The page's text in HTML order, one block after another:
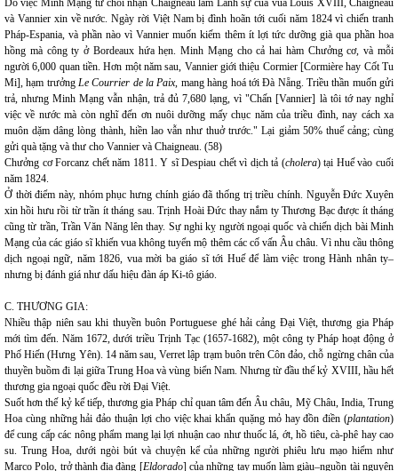
Do việc Minh Mạng từ chối nhận Chaigneau làm Lãnh sự của vua Louis XVIII, Chaigneau
và Vannier xin về nước. Ngày rời Việt Nam bị đình hoãn tới cuối năm 1824 vì chiến tranh
Pháp-Espania, và phần nào vì Vannier muốn kiếm thêm ít lợi tức dưỡng già qua phần hoa
hồng mà công ty ở Bordeaux hứa hẹn. Minh Mạng cho cả hai hàm Chưởng cơ, và mỗi
người 6,000 quan tiền. Hơn một năm sau, Vannier giới thiệu Cormier [Cormière hay Cốt Tu
Mi], hạm trưởngLe Courrier de la Paix, mang hàng hoá tới Đà Nẵng. Triều thần muốn gửi
trả, nhưng Minh Mạng vẫn nhận, trả đủ 7,680 lạng, vì "Chấn [Vannier] là tôi tớ nay nghỉ
việc về nước mà còn nghĩ đến ơn nuôi dưỡng mấy chục năm của triều đình, nay cách xa
muôn dặm dâng lòng thành, hiền lao vẫn như thuở trước." Lại giảm 50% thuế cảng; cùng
gửi quà tặng và thư cho Vannier và Chaigneau. (58)
Chưởng cơ Forcanz chết năm 1811. Y sĩ Despiau chết vì dịch tả (cholera) tại Huế vào cuối
năm 1824.
Ở thời điểm này, nhóm phục hưng chính giáo đã thống trị triều chính. Nguyễn Đức Xuyên
xin hồi hưu rồi từ trần ít tháng sau. Trịnh Hoài Đức thay nắm ty Thương Bạc được ít tháng
cũng từ trần, Trần Văn Năng lên thay. Sự nghi kỵ người ngoại quốc và chiến dịch bài Minh
Mạng của các giáo sĩ khiến vua không tuyển mộ thêm các cố vấn Âu châu. Vì nhu cầu thông
dịch ngoại ngữ, năm 1826, vua mời ba giáo sĩ tới Huế để làm việc trong Hành nhân ty–
nhưng bị đánh giá như dấu hiệu đàn áp Ki-tô giáo.
C. THƯƠNG GIA:
Nhiều thập niên sau khi thuyền buôn Portuguese ghé hải cảng Đại Việt, thương gia Pháp
mới tìm đến. Năm 1672, dưới triều Trịnh Tạc (1657-1682), một công ty Pháp hoạt động ở
Phố Hiến (Hưng Yên). 14 năm sau, Verret lập trạm buôn trên Côn đảo, chỗ ngừng chân của
thuyền buồm đi lại giữa Trung Hoa và vùng biển Nam. Nhưng từ đầu thế kỷ XVIII, hầu hết
thương gia ngoại quốc đều rời Đại Việt.
Suốt hơn thế kỷ kế tiếp, thương gia Pháp chỉ quan tâm đến Âu châu, Mỹ Châu, India, Trung
Hoa cùng những hải đảo thuận lợi cho việc khai khẩn quặng mỏ hay đồn điền (plantation)
để cung cấp các nông phẩm mang lại lợi nhuận cao như thuốc lá, ớt, hồ tiêu, cà-phê hay cao
su. Trung Hoa, dưới ngòi bút và chuyện kể của những người phiêu lưu mạo hiểm như
Marco Polo, trở thành địa đàng [Eldorado] của những tay muốn làm giàu–nguồn tài nguyên